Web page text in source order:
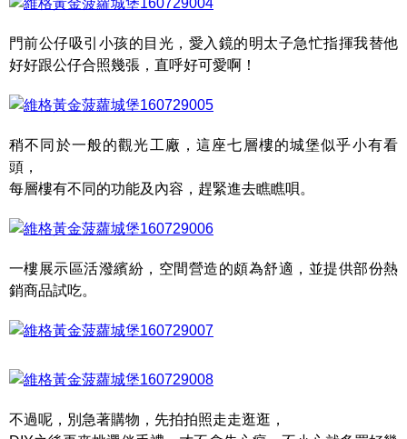
門前公仔吸引小孩的目光，愛入鏡的明太子急忙指揮我替他
好好跟公仔合照幾張，直呼好可愛啊！
稍不同於一般的觀光工廠，這座七層樓的城堡似乎小有看
頭，
每層樓有不同的功能及內容，趕緊進去瞧瞧唄。
一樓展示區活潑繽紛，空間營造的頗為舒適，並提供部份熱
銷商品試吃。
不過呢，別急著購物，先拍拍照走走逛逛，